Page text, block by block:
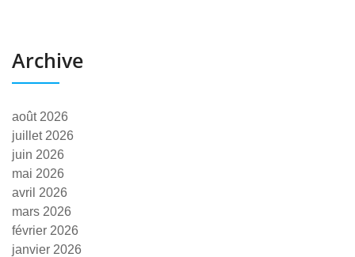
Archive
août 2026
juillet 2026
juin 2026
mai 2026
avril 2026
mars 2026
février 2026
janvier 2026